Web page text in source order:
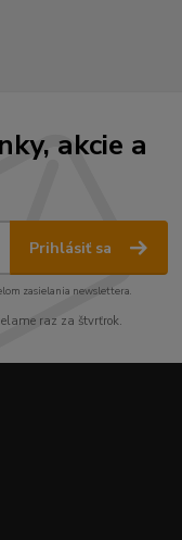
akcie a
Prihlásiť sa
zasielania newslettera.
raz za štvrťrok.